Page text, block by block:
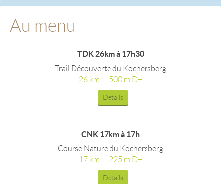
Au menu
TDK 26km à 17h30
Trail Découverte du Kochersberg
26 km — 500 m D+
Détails
CNK 17km à 17h
Course Nature du Kochersberg
17 km — 225 m D+
Détails